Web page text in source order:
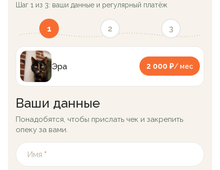
Шаг 1 из 3: ваши данные и регулярный платёж
1 2 3
Эра 2 000 ₽/ мес
Ваши данные
Понадобятся, чтобы прислать чек и закрепить
опеку за вами.
Имя *